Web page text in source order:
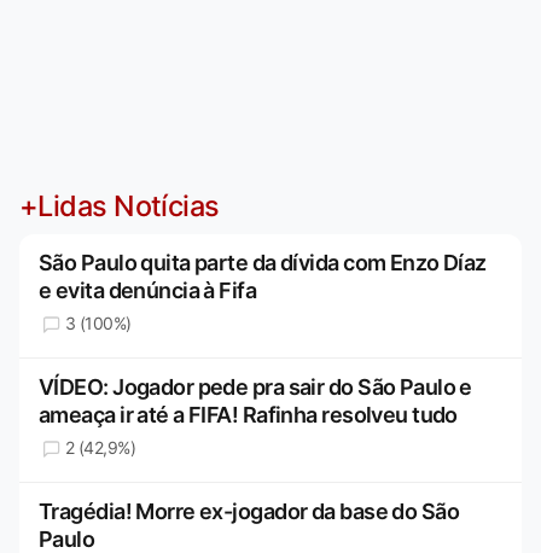
+Lidas Notícias
São Paulo quita parte da dívida com Enzo Díaz
e evita denúncia à Fifa
3 (100%)
VÍDEO: Jogador pede pra sair do São Paulo e
ameaça ir até a FIFA! Rafinha resolveu tudo
2 (42,9%)
Tragédia! Morre ex-jogador da base do São
Paulo